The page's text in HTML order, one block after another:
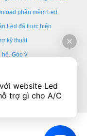
phần mềm Led
Led đã thực hiện
kỹ thuật
hệ, Góp ý
website Led
trợ gì cho A/C